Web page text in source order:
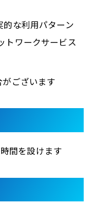
な利用パターン
トワークサービス
ございます
間を設けます